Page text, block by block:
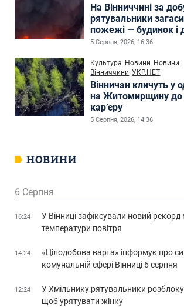
На Вінниччині за
рятувальники
пожежі — будинок і
5 Серпня, 2026, 16:36
Культура Новини Новини
Вінниччини УКР.НЕТ
Вінничан кличуть у
на Житомирщину до
кар’єру
5 Серпня, 2026, 14:36
НОВИНИ
6 Серпня
16:24
У Вінниці зафіксували новий
температури повітря
14:24
«Цілодобова варта» інформує про
комунальній сфері Вінниці 6 серпня
12:24
У Хмільнику рятувальники
щоб урятувати жінку